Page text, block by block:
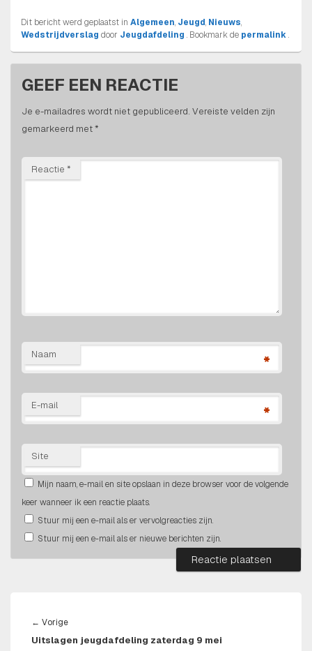
Dit bericht werd geplaatst in Algemeen, Jeugd, Nieuws,
Wedstrijdverslag door Jeugdafdeling . Bookmark de permalink.
GEEF EEN REACTIE
Je e-mailadres wordt niet gepubliceerd. Vereiste velden zijn
gemarkeerd met*
Reactie *
Naam *
E-mail *
Site
Mijn naam, e-mail en site opslaan in deze browser voor de volgende
keer wanneer ik een reactie plaats.
Stuur mij een e-mail als er vervolgreacties zijn.
Stuur mij een e-mail als er nieuwe berichten zijn.
NAVIGATIE
← VorigeVorig
bericht:
Uitslagen jeugdafdeling zaterdag 9 mei